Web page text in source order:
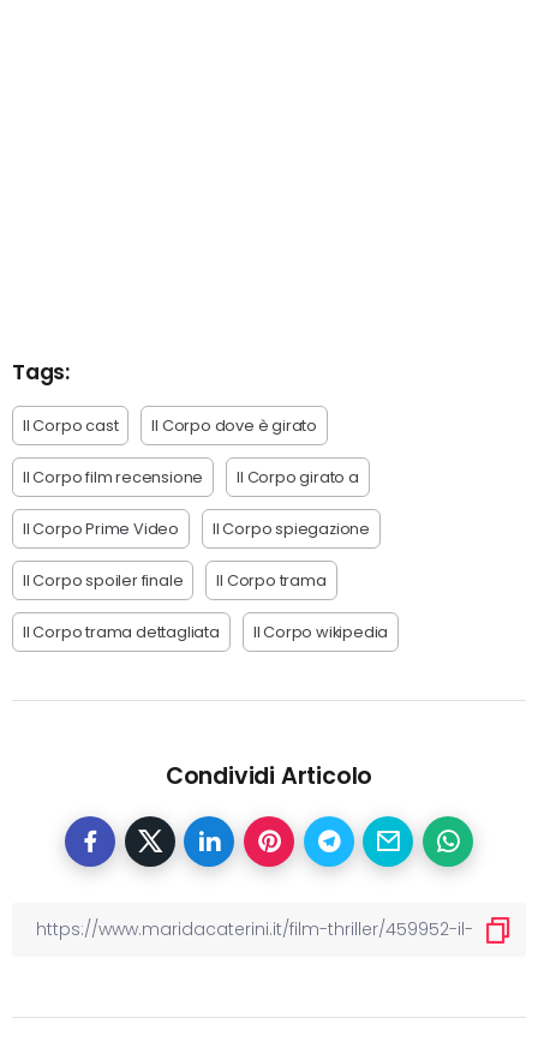
Tags:
Il Corpo cast Il Corpo dove è girato
Il Corpo film recensione Il Corpo girato a
Il Corpo Prime Video Il Corpo spiegazione
Il Corpo spoiler finale Il Corpo trama
Il Corpo trama dettagliata Il Corpo wikipedia
Condividi Articolo